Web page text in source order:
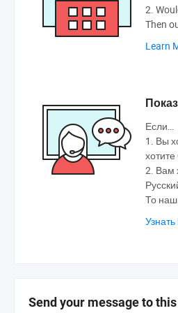
2.
Then
Learn
Если…
1. Вы
2. Вам
То наш
Send your message to